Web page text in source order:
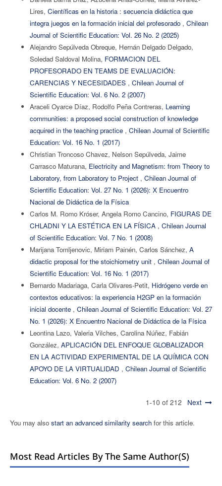
Lires, Científicas en la historia : secuencia didáctica que
integra juegos en la formación inicial del profesorado , Chilean
Journal of Scientific Education: Vol. 26 No. 2 (2025)
Alejandro Sepúlveda Obreque, Hernán Delgado Delgado,
Soledad Saldoval Molina, FORMACION DEL
PROFESORADO EN TEAMS DE EVALUACIÓN:
CARENCIAS Y NECESIDADES , Chilean Journal of
Scientific Education: Vol. 6 No. 2 (2007)
Araceli Oyarce Díaz, Rodolfo Peña Contreras, Learning
communities: a proposed social construction of knowledge
acquired in the teaching practice , Chilean Journal of Scientific
Education: Vol. 16 No. 1 (2017)
Christian Troncoso Chavez, Nelson Sepúlveda, Jaime
Carrasco Maturana, Electricity and Magnetism: from Theory to
Laboratory, from Laboratory to Project , Chilean Journal of
Scientific Education: Vol. 27 No. 1 (2026): X Encuentro
Nacional de Didáctica de la Física
Carlos M. Romo Króser, Angela Romo Cancino, FIGURAS DE
CHLADNI Y LA ESTÉTICA EN LA FÍSICA , Chilean Journal
of Scientific Education: Vol. 7 No. 1 (2008)
Marijana Tomljenovic, Miriam Painén, Carlos Sánchez, A
didactic proposal for the stoichiometry unit , Chilean Journal of
Scientific Education: Vol. 16 No. 1 (2017)
Bernardo Madariaga, Carla Olivares-Petit, Hidrógeno verde en
contextos educativos: la experiencia H2GP en la formación
inicial docente , Chilean Journal of Scientific Education: Vol. 27
No. 1 (2026): X Encuentro Nacional de Didáctica de la Física
Leontina Lazo, Valeria Vilches, Carolina Núñez, Fabián
González, APLICACIÓN DEL ENFOQUE GLOBALIZADOR
EN LA ACTIVIDAD EXPERIMENTAL DE LA QUÍMICA CON
APOYO DE LA VIRTUALIDAD , Chilean Journal of Scientific
Education: Vol. 6 No. 2 (2007)
1-10 of 212 Next
You may also start an advanced similarity searchfor this article.
Most Read Articles By The Same Author(s)